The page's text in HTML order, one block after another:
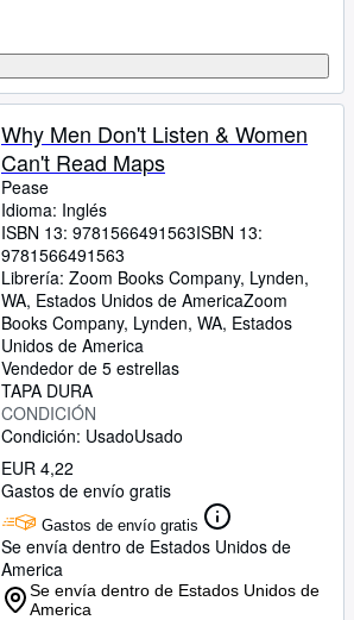
Why Men Don't Listen & Women
Can't Read Maps
Pease
Idioma: Inglés
ISBN 13: 9781566491563ISBN 13:
9781566491563
Librería: Zoom Books Company, Lynden,
WA, Estados Unidos de AmericaZoom
Books Company, Lynden, WA, Estados
Unidos de America
Vendedor de 5 estrellas
TAPA DURA
CONDICIÓN
Condición: UsadoUsado
EUR 4,22
Gastos de envío gratis
Gastos de envío gratis
Se envía dentro de Estados Unidos de
America
Se envía dentro de Estados Unidos de
America